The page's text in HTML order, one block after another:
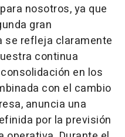
nosotros, ya que
gran
se refleja claramente
continua
en los
con el cambio
anuncia una
por la previsión